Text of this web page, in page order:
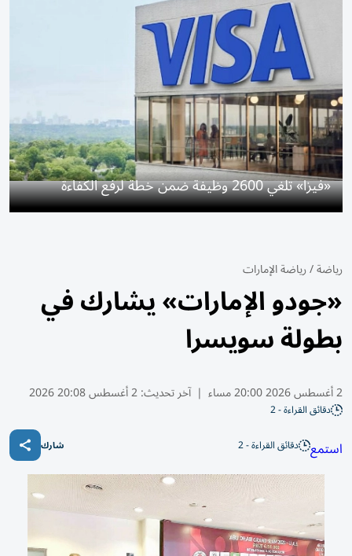
«فيزا» تلغي 2600 وظيفة ضمن خطة لرفع الكفاءة
رياضة/رياضة الإمارات
«جودو الإمارات» يشارك في
بطولة سويسرا
2 أغسطس 2026 20:00 مساء | آخر تحديث:2 أغسطس 20:08 2026
دقائق القراءة - 2
استمع دقائق القراءة - 2 شارك